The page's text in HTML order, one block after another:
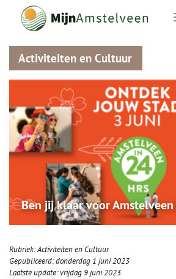
Activiteiten en Cultuur
Ben jij klaar voor
Rubriek:Activiteiten en Cultuur
Gepubliceerd:donderdag 1 juni 2023
Laatste update:vrijdag 9 juni 2023